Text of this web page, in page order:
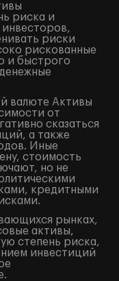
риска и
риски
рискованные
и быстрого
валюте Активы
от
сказаться
а также
Иные
стоимость
но не
кредитными
рынках,
активы,
степень риска,
инвестиций